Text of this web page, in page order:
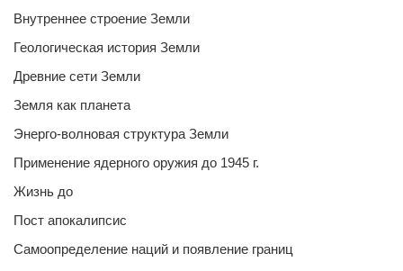
Внутреннее строение Земли
Геологическая история Земли
Древние сети Земли
Земля как планета
Энерго-волновая структура Земли
Применение ядерного оружия до 1945 г.
Жизнь до
Пост апокалипсис
Самоопределение наций и появление границ